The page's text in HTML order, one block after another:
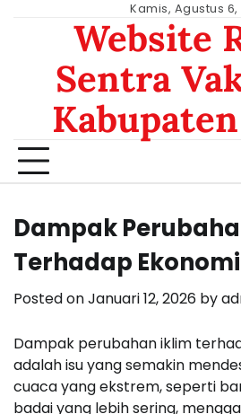
Kamis, Agustus 6,
Website
Sentra
Dampak
Terhadap
Posted onJanuari 12, 2026 by
Dampak perubahan iklim
adalah isu yang semakin
cuaca yang ekstrem, seperti
badai yang lebih sering,